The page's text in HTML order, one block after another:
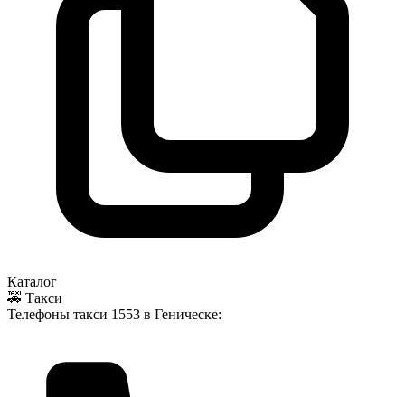
Каталог
🚕 Такси
Телефоны такси 1553 в Геническе: